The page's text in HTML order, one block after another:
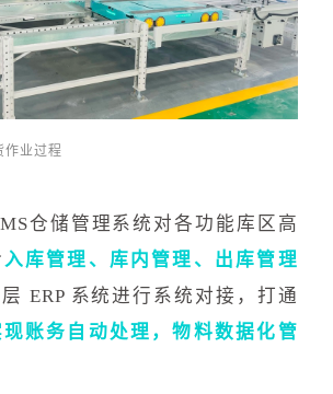
作业过程
仓储管理系统对各功能库区高
入库管理、库内管理、出库管理
ERP 系统进行系统对接，打通
现账务自动处理，物料数据化管